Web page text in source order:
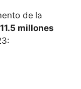
de la
millones